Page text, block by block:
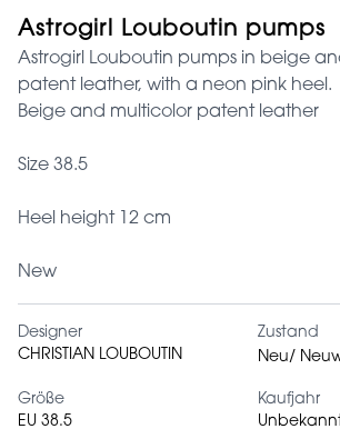
Astrogirl Louboutin pumps
Astrogirl Louboutin pumps in beige
patent leather, with a neon pink heel.
Beige and multicolor patent leather
Size 38.5
Heel height 12 cm
New
Designer
CHRISTIAN LOUBOUTIN
Zustand
Neu/
Größe
EU 38.5
Kaufjahr